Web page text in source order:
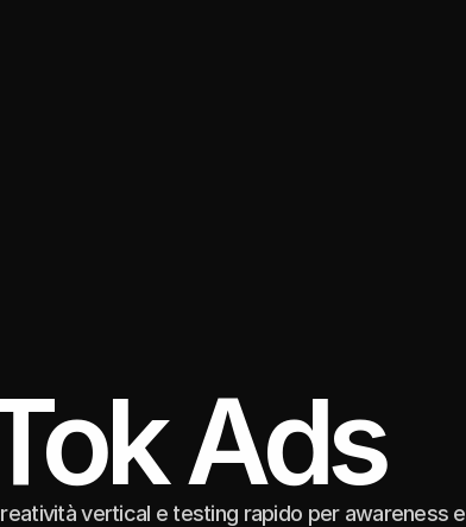
Ads
vertical e testing rapido per awareness e